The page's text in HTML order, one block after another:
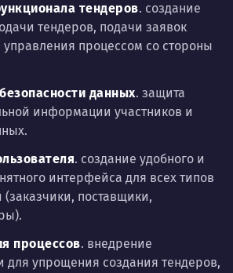
тендеров. создание
тендеров, подачи заявок
процессом со стороны
данных. защита
информации участников и
. создание удобного и
интерфейса для всех типов
(заказчики, поставщики,
процессов. внедрение
для упрощения создания тендеров,